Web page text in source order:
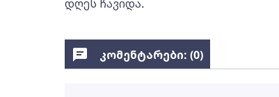
დღეს ჩავიდა.
კომენტარები: (0)